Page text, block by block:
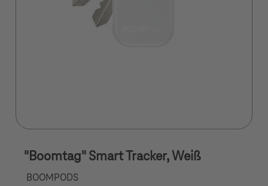
"Boomtag" Smart Tracker, Weiß
BOOMPODS